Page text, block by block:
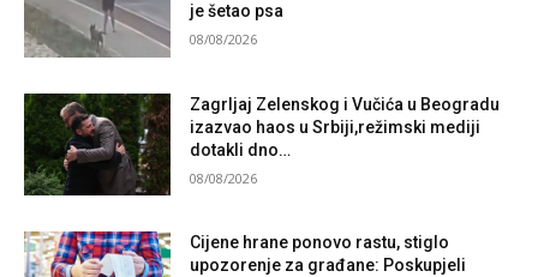
je šetao psa
08/08/2026
Zagrljaj Zelenskog i Vučića u Beogradu
izazvao haos u Srbiji,režimski mediji
dotakli dno…
08/08/2026
Cijene hrane ponovo rastu, stiglo
upozorenje za građane: Poskupjeli